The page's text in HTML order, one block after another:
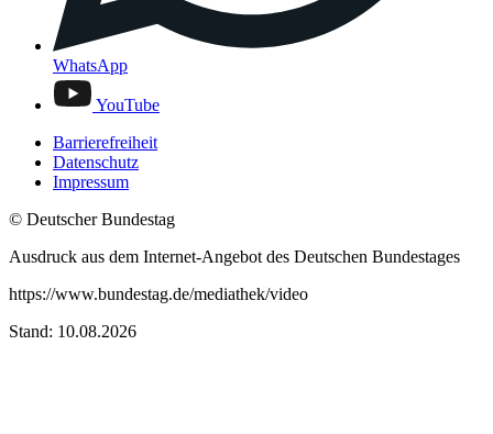
WhatsApp
YouTube
Barrierefreiheit
Datenschutz
Impressum
© Deutscher Bundestag
Ausdruck aus dem Internet-Angebot des Deutschen Bundestages
https://www.bundestag.de/mediathek/video
Stand: 10.08.2026